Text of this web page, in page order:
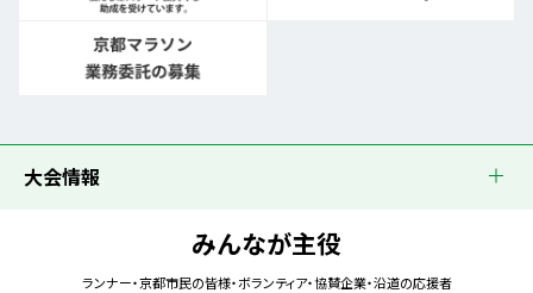
大会情報
みんなが主役
ランナー・京都市民の皆様・ボランティア・協賛企業・沿道の応援者